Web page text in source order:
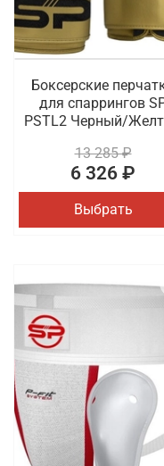
Боксерские
для спаррингов
PSTL2 Черный/
13 285 ₽
6 326 ₽
Выбрать